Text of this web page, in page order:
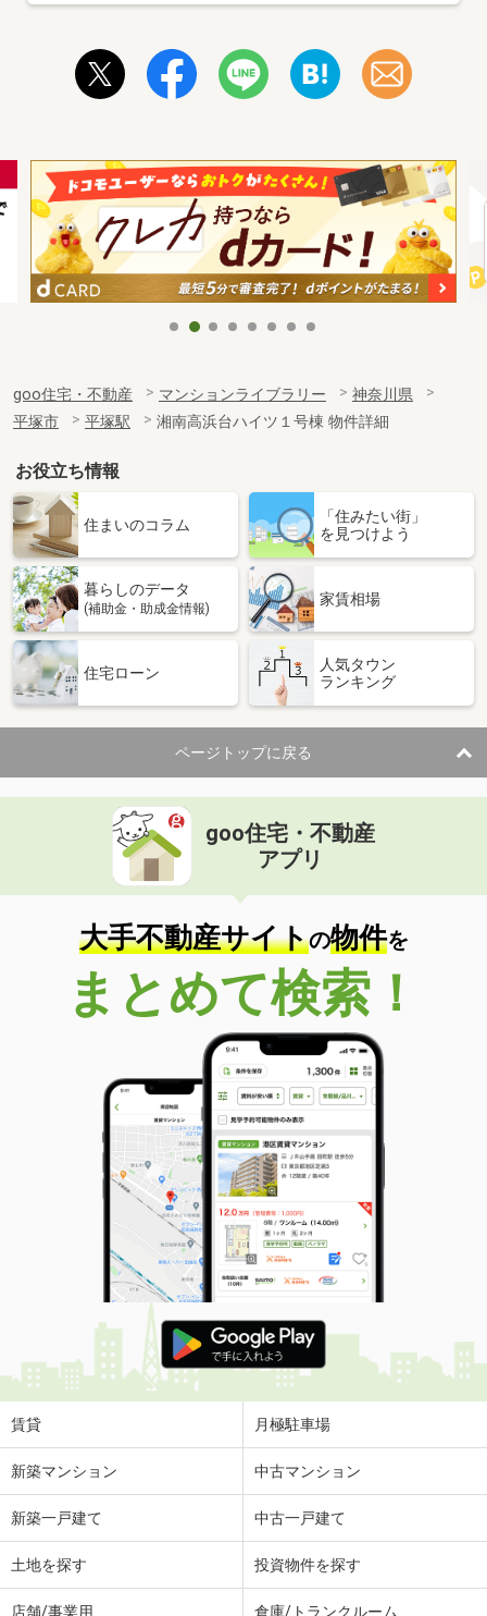
goo住宅・不動産 マンションライブラリー
神奈川県
平塚市
平塚駅 湘南高浜台ハイツ１号棟 物件詳細
お役立ち情報
住まいのコラム
「住みたい街」
を見つけよう
暮らしのデータ
(補助金・助成金情報)
家賃相場
住宅ローン
人気タウン
ランキング
ページトップに戻る
goo住宅・不動産
アプリ
大手不動産サイトの物件を
まとめて検索！
賃貸 月極駐車場
新築マンション 中古マンション
新築一戸建て 中古一戸建て
土地を探す 投資物件を探す
店舗/事業用 倉庫/トランクルーム